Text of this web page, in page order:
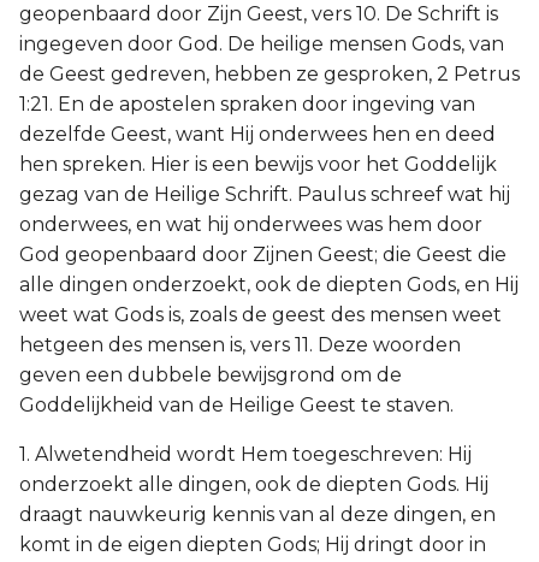
geopenbaard door Zijn Geest, vers 10. De Schrift is
ingegeven door God. De heilige mensen Gods, van
de Geest gedreven, hebben ze gesproken, 2 Petrus
1:21. En de apostelen spraken door ingeving van
dezelfde Geest, want Hij onderwees hen en deed
hen spreken. Hier is een bewijs voor het Goddelijk
gezag van de Heilige Schrift. Paulus schreef wat hij
onderwees, en wat hij onderwees was hem door
God geopenbaard door Zijnen Geest; die Geest die
alle dingen onderzoekt, ook de diepten Gods, en Hij
weet wat Gods is, zoals de geest des mensen weet
hetgeen des mensen is, vers 11. Deze woorden
geven een dubbele bewijsgrond om de
Goddelijkheid van de Heilige Geest te staven.
1. Alwetendheid wordt Hem toegeschreven: Hij
onderzoekt alle dingen, ook de diepten Gods. Hij
draagt nauwkeurig kennis van al deze dingen, en
komt in de eigen diepten Gods; Hij dringt door in